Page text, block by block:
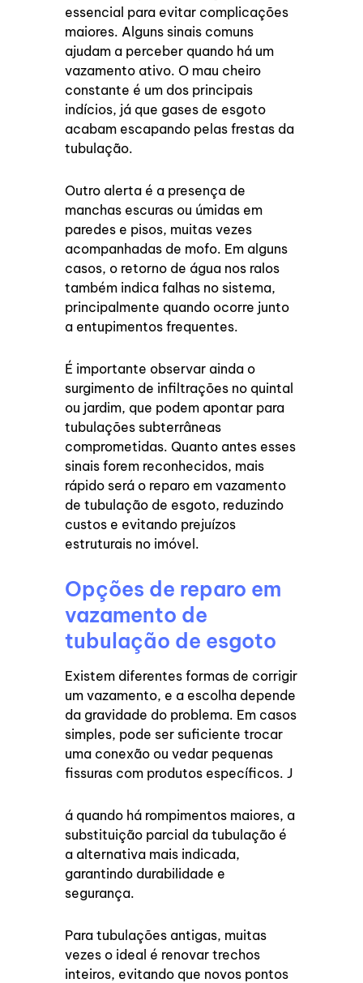
essencial para evitar complicações
maiores. Alguns sinais comuns
ajudam a perceber quando há um
vazamento ativo. O mau cheiro
constante é um dos principais
indícios, já que gases de esgoto
acabam escapando pelas frestas da
tubulação.
Outro alerta é a presença de
manchas escuras ou úmidas em
paredes e pisos, muitas vezes
acompanhadas de mofo. Em alguns
casos, o retorno de água nos ralos
também indica falhas no sistema,
principalmente quando ocorre junto
a entupimentos frequentes.
É importante observar ainda o
surgimento de infiltrações no quintal
ou jardim, que podem apontar para
tubulações subterrâneas
comprometidas. Quanto antes esses
sinais forem reconhecidos, mais
rápido será o reparo em vazamento
de tubulação de esgoto, reduzindo
custos e evitando prejuízos
estruturais no imóvel.
Opções de reparo em
vazamento de
tubulação de esgoto
Existem diferentes formas de corrigir
um vazamento, e a escolha depende
da gravidade do problema. Em casos
simples, pode ser suficiente trocar
uma conexão ou vedar pequenas
fissuras com produtos específicos. J
á quando há rompimentos maiores, a
substituição parcial da tubulação é
a alternativa mais indicada,
garantindo durabilidade e
segurança.
Para tubulações antigas, muitas
vezes o ideal é renovar trechos
inteiros, evitando que novos pontos